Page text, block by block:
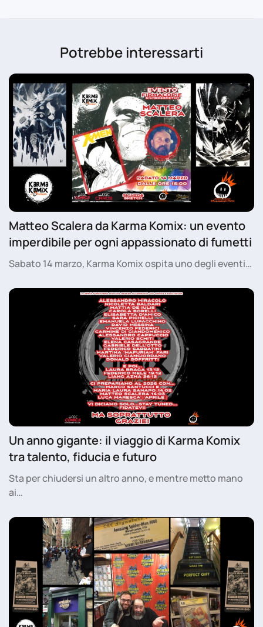
Potrebbe interessarti
Matteo Scalera da Karma Komix: un evento
imperdibile per ogni appassionato di fumetti
Sabato 14 marzo, Karma Komix ospita uno degli eventi…
Un anno gigante: il viaggio di Karma Komix
tra talento, fiducia e futuro
Sta per chiudersi un altro anno, e mentre metto mano
ai…